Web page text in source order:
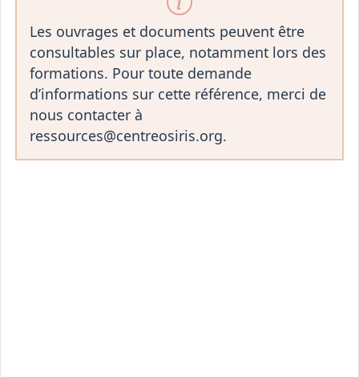
Les ouvrages et documents peuvent être
consultables sur place, notamment lors des
formations. Pour toute demande
d’informations sur cette référence, merci de
nous contacter à
ressources@centreosiris.org.